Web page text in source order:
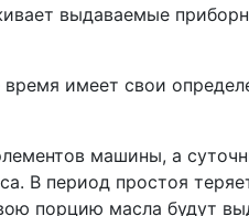
выдаваемые
имеет свои
машины, а
В период простоя
порцию масла будут